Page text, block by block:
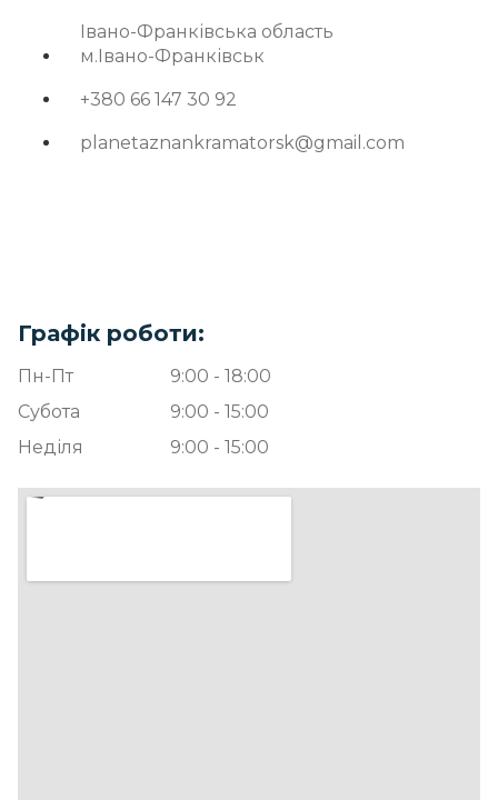
Івано-Франківська область
м.Івано-Франківськ
+380 66 147 30 92
planetaznankramatorsk@gmail.com
Графік роботи:
Пн-Пт
Субота
Неділя
9:00 - 18:00
9:00 - 15:00
9:00 - 15:00